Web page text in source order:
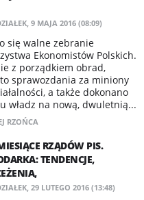
9 MAJA 2016 (08:09)
się walne zebranie
Ekonomistów Polskich.
z porządkiem obrad,
sprawozdania za miniony
a także dokonano
władz na nową, dwuletnią...
RZOŃCA
RZĄDÓW PIS.
TENDENCJE,
29 LUTEGO 2016 (13:48)